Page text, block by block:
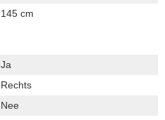
145 cm
Ja
Rechts
Nee